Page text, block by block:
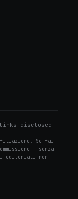
disclosed
Se fai
— senza
editoriali non